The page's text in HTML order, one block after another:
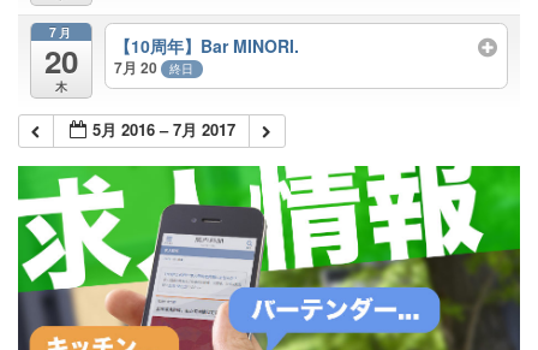
7月
20
木
【10周年】Bar MINORI.
7月 20 終日
5月 2016 – 7月 2017